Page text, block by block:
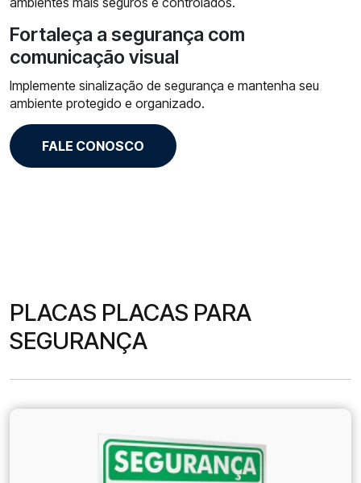
Fortaleça a segurança com
comunicação visual
Implemente sinalização de segurança e mantenha seu
ambiente protegido e organizado.
FALE CONOSCO
PLACAS PLACAS PARA
SEGURANÇA